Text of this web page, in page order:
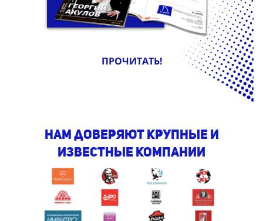
ПРОЧИТАТЬ!
Нам доверяют крупные и
известные компании